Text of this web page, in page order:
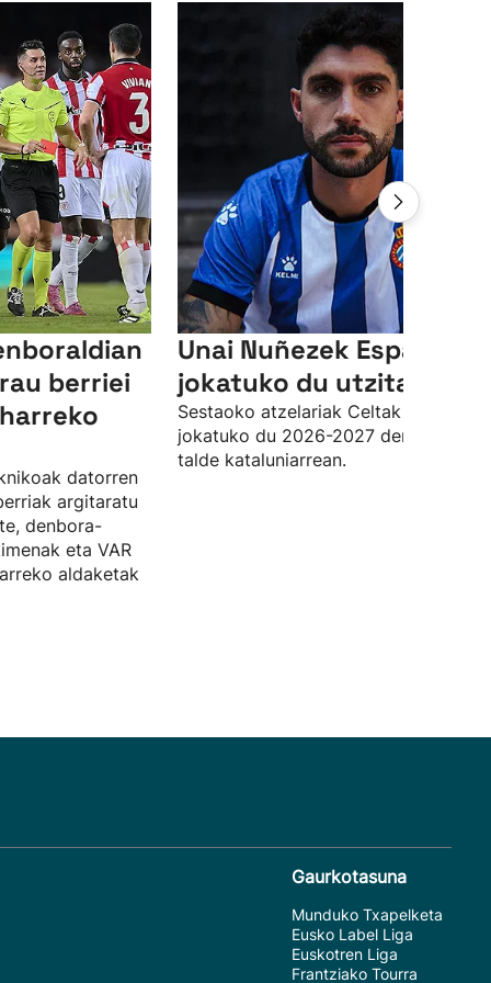
berriei
datorren
argitaratu
denbora-
eta VAR
aldaketak
Unai Nuñezek
jokatuko du utzita
Sestaoko atzelariak Celtak utzita
jokatuko du 2026-2027 denboraldia
talde kataluniarrean.
Gaurkotasuna
Munduko Txapelketa
Eusko Label Liga
Euskotren Liga
Frantziako Tourra